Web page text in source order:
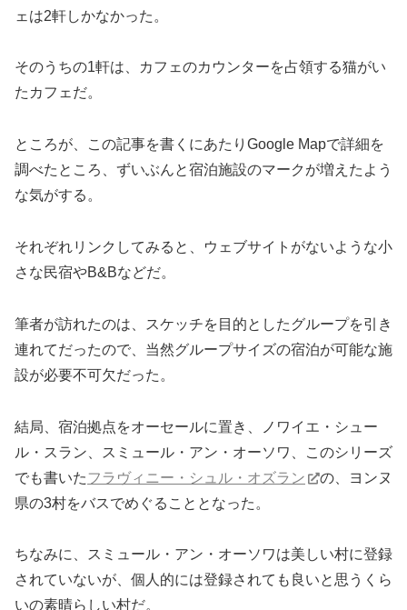
ェは2軒しかなかった。
そのうちの1軒は、カフェのカウンターを占領する猫がい
たカフェだ。
ところが、この記事を書くにあたりGoogle Mapで詳細を
調べたところ、ずいぶんと宿泊施設のマークが増えたよう
な気がする。
それぞれリンクしてみると、ウェブサイトがないような小
さな民宿やB&Bなどだ。
筆者が訪れたのは、スケッチを目的としたグループを引き
連れてだったので、当然グループサイズの宿泊が可能な施
設が必要不可欠だった。
結局、宿泊拠点をオーセールに置き、ノワイエ・シュー
ル・スラン、スミュール・アン・オーソワ、このシリーズ
でも書いたフラヴィニー・シュル・オズラン
の、ヨンヌ
県の3村をバスでめぐることとなった。
ちなみに、スミュール・アン・オーソワは美しい村に登録
されていないが、個人的には登録されても良いと思うくら
いの素晴らしい村だ。